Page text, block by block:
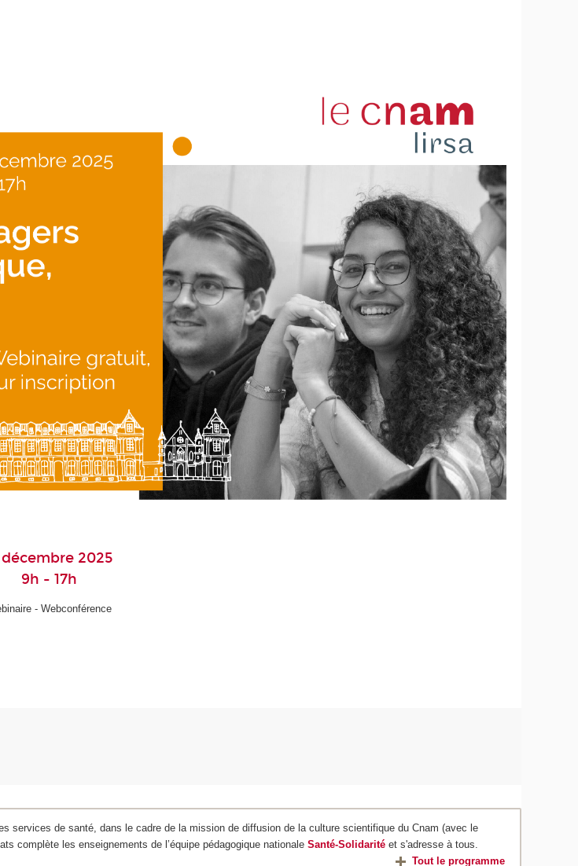
décembre 2025
9h - 17h
- Webconférence
services de santé, dans le cadre de la mission de diffusion de la culture scientifique du Cnam (avec le
complète les enseignements de l’équipe pédagogique nationaleSanté-Solidarité et s'adresse à tous.
Tout le programme